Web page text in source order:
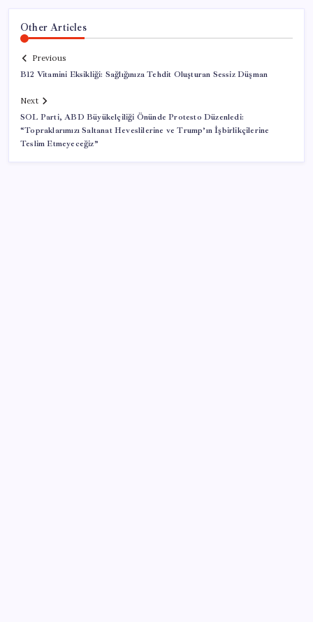
Other Articles
Previous
B12 Vitamini Eksikliği: Sağlığınıza Tehdit Oluşturan Sessiz Düşman
Next
SOL Parti, ABD Büyükelçiliği Önünde Protesto Düzenledi:
“Topraklarımızı Saltanat Heveslilerine ve Trump’ın İşbirlikçilerine
Teslim Etmeyeceğiz”